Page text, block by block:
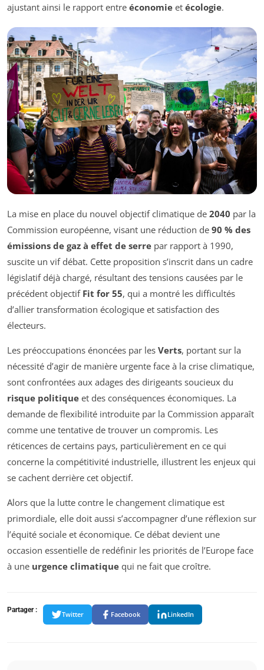
ajustant ainsi le rapport entre économie et écologie.
La mise en place du nouvel objectif climatique de 2040 par la
Commission européenne, visant une réduction de 90 % des
émissions de gaz à effet de serre par rapport à 1990,
suscite un vif débat. Cette proposition s’inscrit dans un cadre
législatif déjà chargé, résultant des tensions causées par le
précédent objectif Fit for 55, qui a montré les difficultés
d’allier transformation écologique et satisfaction des
électeurs.
Les préoccupations énoncées par les Verts, portant sur la
nécessité d’agir de manière urgente face à la crise climatique,
sont confrontées aux adages des dirigeants soucieux du
risque politique et des conséquences économiques. La
demande de flexibilité introduite par la Commission apparaît
comme une tentative de trouver un compromis. Les
réticences de certains pays, particulièrement en ce qui
concerne la compétitivité industrielle, illustrent les enjeux qui
se cachent derrière cet objectif.
Alors que la lutte contre le changement climatique est
primordiale, elle doit aussi s’accompagner d’une réflexion sur
l’équité sociale et économique. Ce débat devient une
occasion essentielle de redéfinir les priorités de l’Europe face
à une urgence climatique qui ne fait que croître.
Partager :
Twitter Facebook LinkedIn